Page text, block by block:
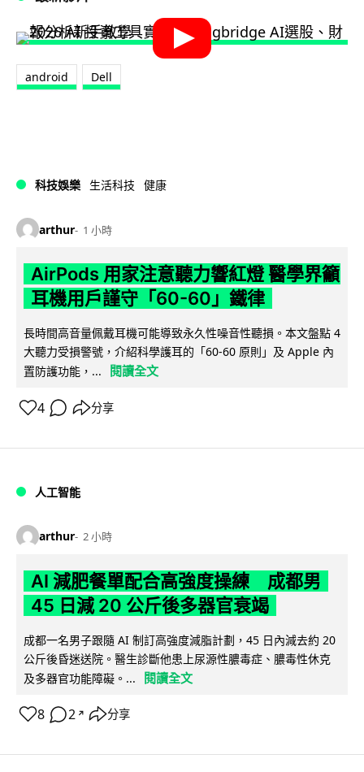
android Dell
科技娛樂 生活科技 健康
arthur 1 小時
AirPods 用家注意聽力響紅燈 醫學界籲
耳機用戶謹守「60-60」鐵律
長時間高音量佩戴耳機可能導致永久性噪音性聽損。本文盤點 4
大聽力受損警號，介紹科學護耳的「60-60 原則」及 Apple 內
置防護功能，...
閱讀全文
4 分享
人工智能
arthur 2 小時
AI 減肥餐單配合高強度操練 成都男
45 日減 20 公斤後多器官衰竭
成都一名男子跟隨 AI 制訂高強度減脂計劃，45 日內減去約 20
公斤後昏迷送院。醫生診斷他患上尿源性膿毒症、膿毒性休克
及多器官功能障礙。...
閱讀全文
8 2 ↗ 分享